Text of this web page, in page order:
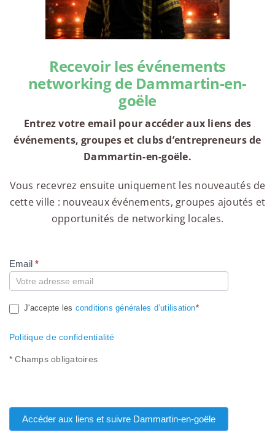
Recevoir les événements
networking de Dammartin-en-
goële
Entrez votre email pour accéder aux liens des
événements, groupes et clubs d’entrepreneurs de
Dammartin-en-goële.
Vous recevrez ensuite uniquement les nouveautés de
cette ville : nouveaux événements, groupes ajoutés et
opportunités de networking locales.
Compte
Email*
J'accepte les conditions générales d’utilisation*
Politique de confidentialité
* Champs obligatoires
Accéder aux liens et suivre Dammartin-en-goële